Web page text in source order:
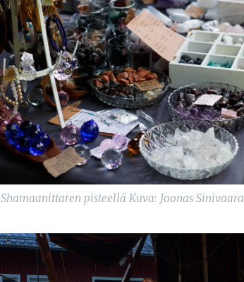
Shamaanittaren pisteellä Kuva: Joonas Sinivaara